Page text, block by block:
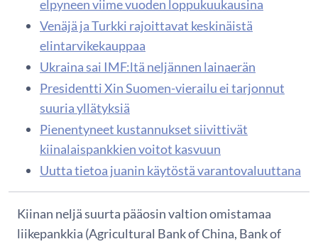
elpyneen viime vuoden loppukuukausina
Venäjä ja Turkki rajoittavat keskinäistä
elintarvikekauppaa
Ukraina sai IMF:ltä neljännen lainaerän
Presidentti Xin Suomen-vierailu ei tarjonnut
suuria yllätyksiä
Pienentyneet kustannukset siivittivät
kiinalaispankkien voitot kasvuun
Uutta tietoa juanin käytöstä varantovaluuttana
Kiinan neljä suurta pääosin valtion omistamaa
liikepankkia (Agricultural Bank of China, Bank of